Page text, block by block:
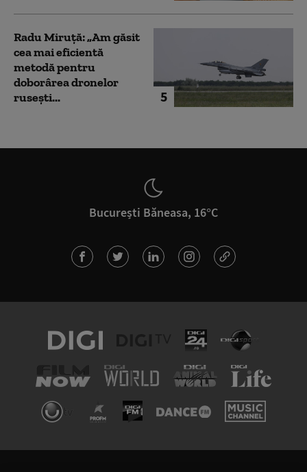
5
Radu Miruță: „Am găsit
cea mai eficientă
metodă pentru
doborârea dronelor
rusești...
București Băneasa, 16°C